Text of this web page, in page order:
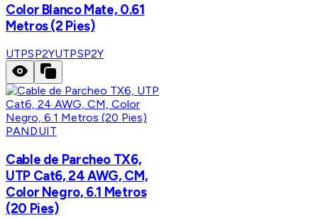
Color Blanco Mate, 0.61
Metros (2 Pies)
UTPSP2YUTPSP2Y
PANDUIT
Cable de Parcheo TX6,
UTP Cat6, 24 AWG, CM,
Color Negro, 6.1 Metros
(20 Pies)